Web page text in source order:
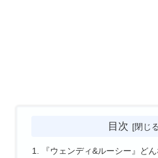
目次
『ウェンディ&ルーシー』ど